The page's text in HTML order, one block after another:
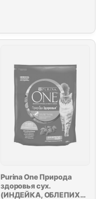
Purina One Природа
здоровья сух.
(ИНДЕЙКА, ОБЛЕПИХА)